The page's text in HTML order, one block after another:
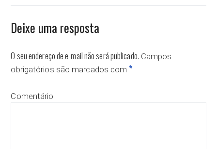
Deixe uma resposta
O seu endereço de e-mail não será publicado. Campos
obrigatórios são marcados com *
Comentário